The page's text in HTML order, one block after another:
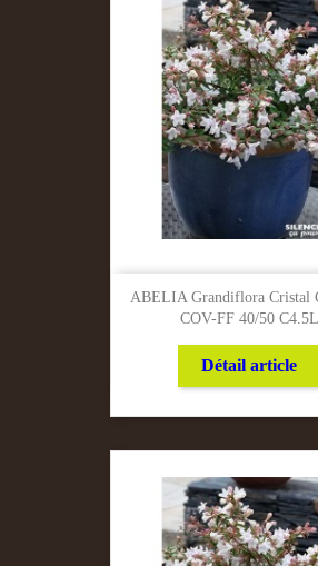
ABELIA Grandiflora Cristal
COV-FF 40/50 C4.5L
Détail article